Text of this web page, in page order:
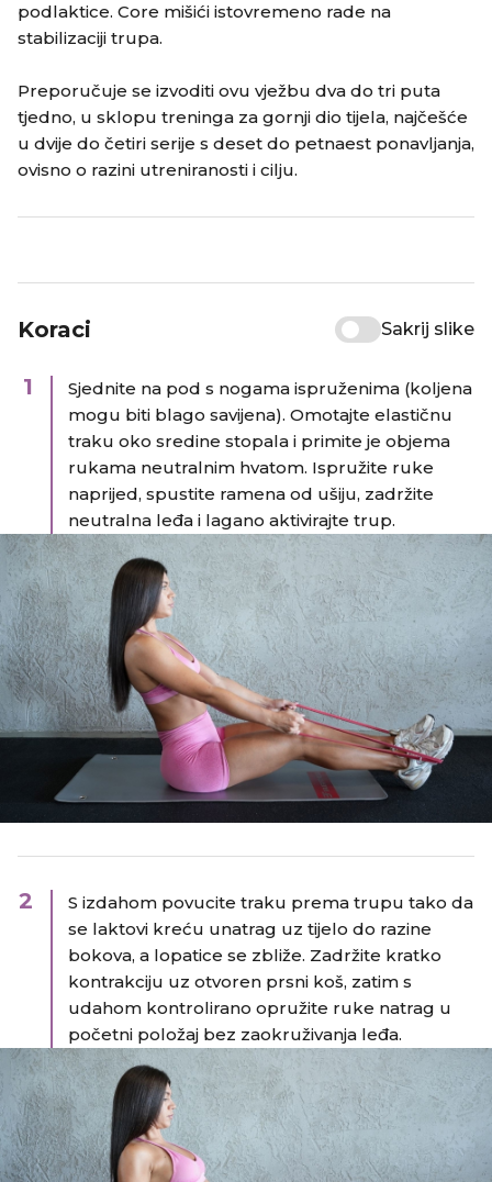
podlaktice. Core mišići istovremeno rade na
stabilizaciji trupa.
Preporučuje se izvoditi ovu vježbu dva do tri puta
tjedno, u sklopu treninga za gornji dio tijela, najčešće
u dvije do četiri serije s deset do petnaest ponavljanja,
ovisno o razini utreniranosti i cilju.
Koraci Sakrij slike
1
Sjednite na pod s nogama ispruženima (koljena
mogu biti blago savijena). Omotajte elastičnu
traku oko sredine stopala i primite je objema
rukama neutralnim hvatom. Ispružite ruke
naprijed, spustite ramena od ušiju, zadržite
neutralna leđa i lagano aktivirajte trup.
2
S izdahom povucite traku prema trupu tako da
se laktovi kreću unatrag uz tijelo do razine
bokova, a lopatice se zbliže. Zadržite kratko
kontrakciju uz otvoren prsni koš, zatim s
udahom kontrolirano opružite ruke natrag u
početni položaj bez zaokruživanja leđa.